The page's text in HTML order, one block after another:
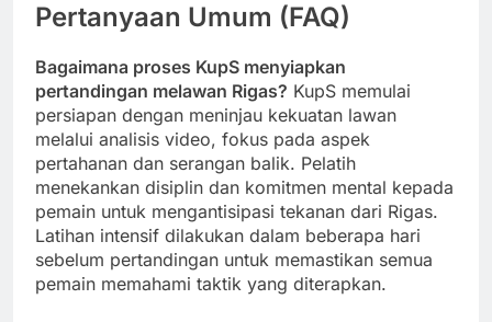
Pertanyaan Umum (FAQ)
Bagaimana proses KupS menyiapkan
pertandingan melawan Rigas? KupS memulai
persiapan dengan meninjau kekuatan lawan
melalui analisis video, fokus pada aspek
pertahanan dan serangan balik. Pelatih
menekankan disiplin dan komitmen mental kepada
pemain untuk mengantisipasi tekanan dari Rigas.
Latihan intensif dilakukan dalam beberapa hari
sebelum pertandingan untuk memastikan semua
pemain memahami taktik yang diterapkan.